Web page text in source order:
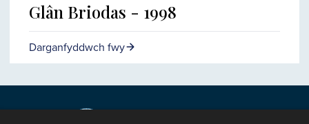
Glân Briodas - 1998
Darganfyddwch fwy